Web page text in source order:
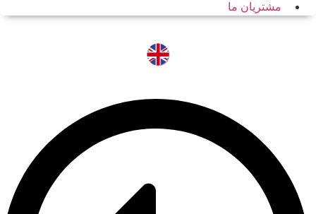
مشتریان ما